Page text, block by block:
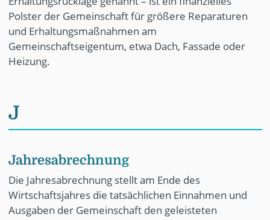
Polster der Gemeinschaft für größere Reparaturen
und Erhaltungsmaßnahmen am
Gemeinschaftseigentum, etwa Dach, Fassade oder
Heizung.
J
Jahresabrechnung
Die Jahresabrechnung stellt am Ende des
Wirtschaftsjahres die tatsächlichen Einnahmen und
Ausgaben der Gemeinschaft den geleisteten